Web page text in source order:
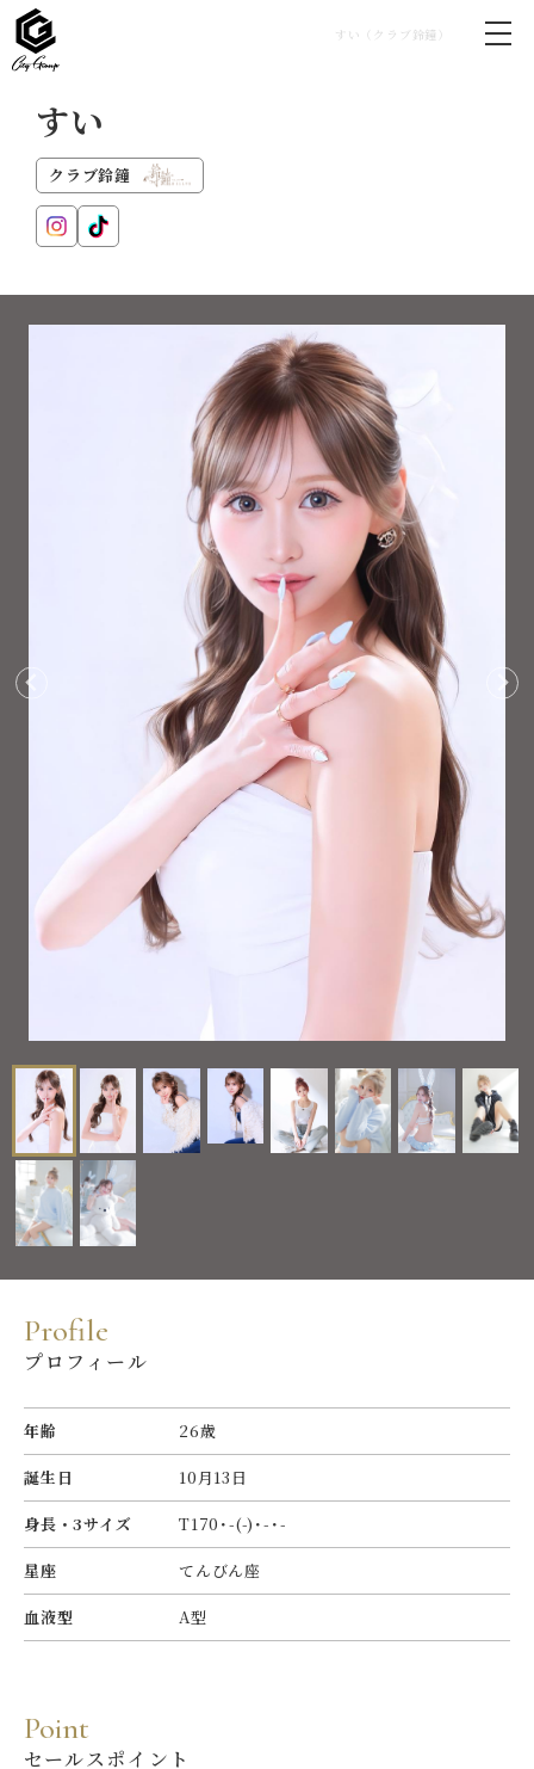
すい（クラブ鈴鐘）
すい
クラブ鈴鐘
Profle
プロフィール
年齢 26歳
誕生日 10月13日
身長・3サイズ T170･-(-)･-･-
星座 てんびん座
血液型 A型
Point
セールスポイント